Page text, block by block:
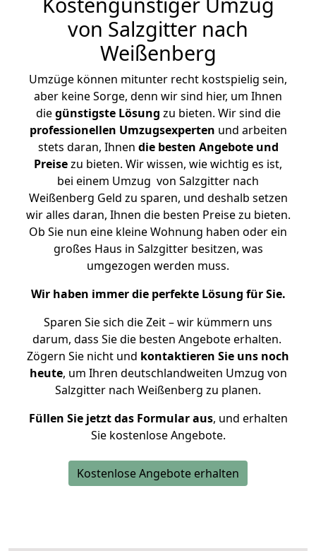
von Salzgitter nach
Weißenberg
Umzüge können mitunter recht kostspielig sein,
aber keine Sorge, denn wir sind hier, um Ihnen
diegünstigste Lösung zu bieten. Wir sind die
professionellen Umzugsexperten und arbeiten
stets daran, Ihnen die besten Angebote und
Preisezu bieten. Wir wissen, wie wichtig es ist,
bei einem Umzug von Salzgitter nach
Weißenberg Geld zu sparen, und deshalb setzen
wir alles daran, Ihnen die besten Preise zu bieten.
Ob Sie nun eine kleine Wohnung haben oder ein
großes Haus in Salzgitter besitzen, was
umgezogen werden muss.
Wir haben immer die perfekte Lösung für Sie.
Sparen Sie sich die Zeit – wir kümmern uns
darum, dass Sie die besten Angebote erhalten.
Zögern Sie nicht und kontaktieren Sie uns noch
heute, um Ihren deutschlandweiten Umzug von
Salzgitter nach Weißenberg zu planen.
Füllen Sie jetzt das Formular aus, und erhalten
Sie kostenlose Angebote.
Kostenlose Angebote erhalten